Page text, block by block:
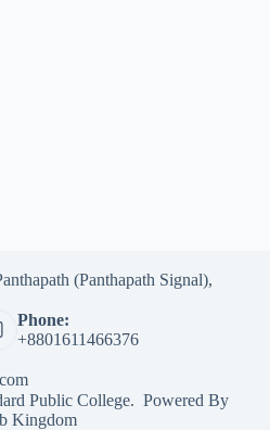
(Panthapath Signal),
Phone:
+8801611466376
Public College. Powered By
Kingdom